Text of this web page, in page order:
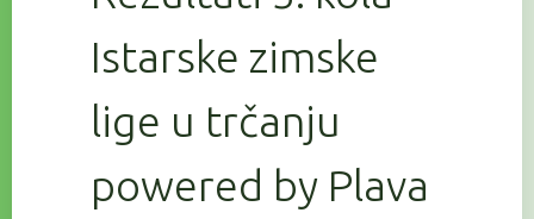
Istarske zimske
lige u trčanju
powered by Plava